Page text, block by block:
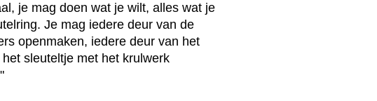
je mag doen wat je wilt, alles wat je
Je mag iedere deur van de
openmaken, iedere deur van het
sleuteltje met het krulwerk